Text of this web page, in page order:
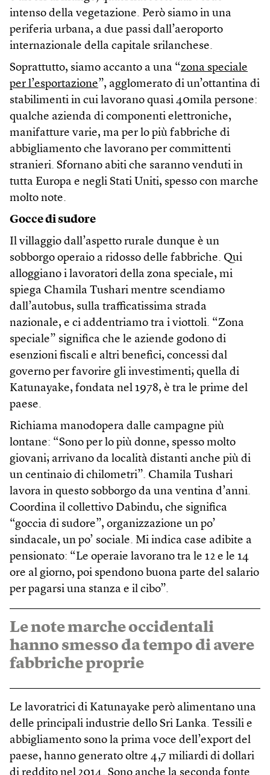
intenso della vegetazione. Però siamo in una
periferia urbana, a due passi dall’aeroporto
internazionale della capitale srilanchese.
Soprattutto, siamo accanto a una “zona speciale
per l’esportazione”, agglomerato di un’ottantina di
stabilimenti in cui lavorano quasi 40mila persone:
qualche azienda di componenti elettroniche,
manifatture varie, ma per lo più fabbriche di
abbigliamento che lavorano per committenti
stranieri. Sfornano abiti che saranno venduti in
tutta Europa e negli Stati Uniti, spesso con marche
molto note.
Gocce di sudore
Il villaggio dall’aspetto rurale dunque è un
sobborgo operaio a ridosso delle fabbriche. Qui
alloggiano i lavoratori della zona speciale, mi
spiega Chamila Tushari mentre scendiamo
dall’autobus, sulla trafficatissima strada
nazionale, e ci addentriamo tra i viottoli. “Zona
speciale” significa che le aziende godono di
esenzioni fiscali e altri benefici, concessi dal
governo per favorire gli investimenti; quella di
Katunayake, fondata nel 1978, è tra le prime del
paese.
Richiama manodopera dalle campagne più
lontane: “Sono per lo più donne, spesso molto
giovani; arrivano da località distanti anche più di
un centinaio di chilometri”. Chamila Tushari
lavora in questo sobborgo da una ventina d’anni.
Coordina il collettivo Dabindu, che significa
“goccia di sudore”, organizzazione un po’
sindacale, un po’ sociale. Mi indica case adibite a
pensionato: “Le operaie lavorano tra le 12 e le 14
ore al giorno, poi spendono buona parte del salario
per pagarsi una stanza e il cibo”.
Le note marche occidentali
hanno smesso da tempo di avere
fabbriche proprie
Le lavoratrici di Katunayake però alimentano una
delle principali industrie dello Sri Lanka. Tessili e
abbigliamento sono la prima voce dell’export del
paese, hanno generato oltre 4,7 miliardi di dollari